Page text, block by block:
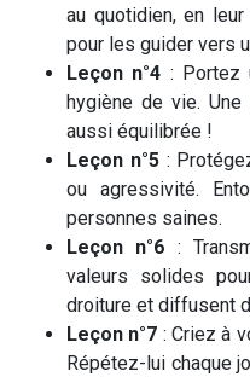
au quotidien, en
pour les guider vers
Leçon n°4 : Portez
hygiène de vie. Une
aussi équilibrée !
Leçon n°5:
ou agressivité.
personnes saines.
Leçon n°6 :
valeurs solides
droiture et diffusent
Leçon n°7 : Criez à
Répétez-lui chaque